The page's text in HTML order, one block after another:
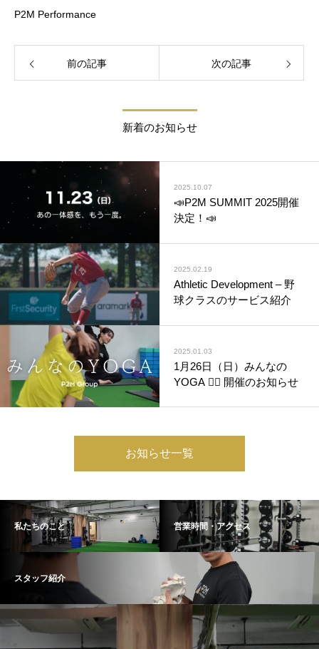
P2M Performance
前の記事 次の記事
新着のお知らせ
2025.10.07
📣P2M SUMMIT 2025開催
決定！📣
2025.02.19
Athletic Development – 野
球クラスのサービス紹介
2025.01.03
1月26日（日）みんなの
YOGA 🧘‍♀️ 開催のお知らせ
お知らせ一覧
私たちのこと 営業時間・アクセス
スタッフ紹介